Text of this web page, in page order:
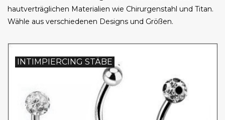
% Sale %
BLOG
hautverträglichen Materialien wie Chirurgenstahl und Titan.
Wähle aus verschiedenen Designs und Größen.
INTIMPIERCING STÄBE